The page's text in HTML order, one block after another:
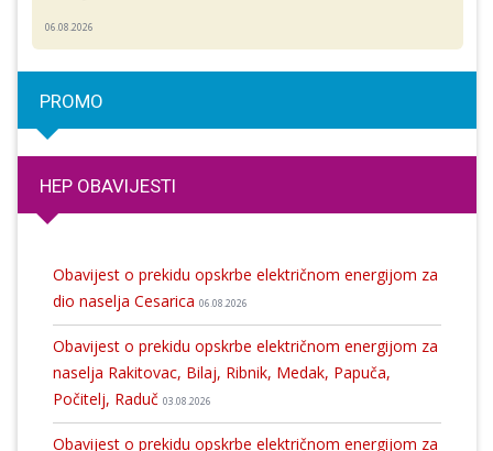
06.08.2026
PROMO
HEP OBAVIJESTI
Obavijest o prekidu opskrbe električnom energijom za
dio naselja Cesarica 06.08.2026
Obavijest o prekidu opskrbe električnom energijom za
naselja Rakitovac, Bilaj, Ribnik, Medak, Papuča,
Počitelj, Raduč 03.08.2026
Obavijest o prekidu opskrbe električnom energijom za